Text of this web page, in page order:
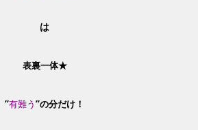
は
表裏一体★
”有難う”の分だけ！